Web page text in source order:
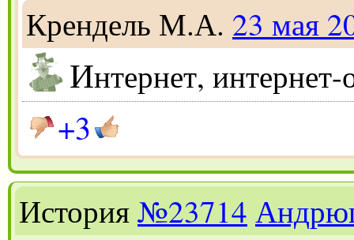
Крендель М.А. 23 мая
Интернет, интернет-
+3
История№23714